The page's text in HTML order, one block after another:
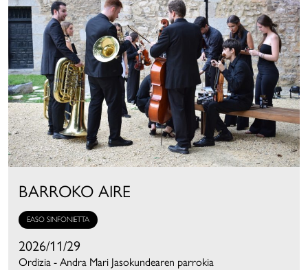
BARROKO AIRE
EASO SINFONIETTA
2026/11/29
Ordizia - Andra Mari Jasokundearen parrokia